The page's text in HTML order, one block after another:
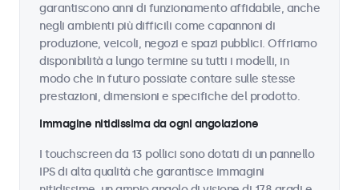
garantiscono anni di funzionamento affidabile, anche
negli ambienti più difficili come capannoni di
produzione, veicoli, negozi e spazi pubblici. Offriamo
disponibilità a lungo termine su tutti i modelli, in
modo che in futuro possiate contare sulle stesse
prestazioni, dimensioni e specifiche del prodotto.
Immagine nitidissima da ogni angolazione
I touchscreen da 13 pollici sono dotati di un pannello
IPS di alta qualità che garantisce immagini